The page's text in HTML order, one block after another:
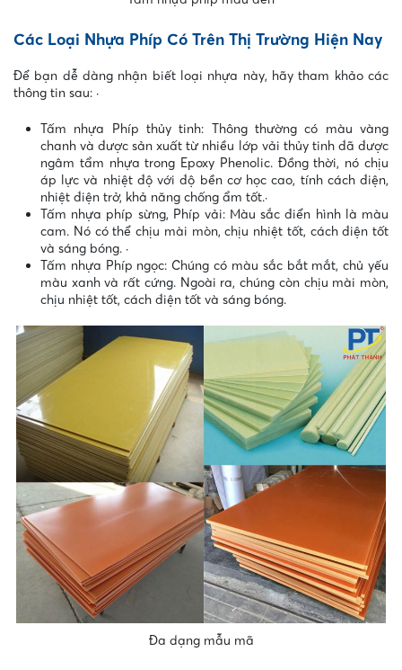
Các Loại Nhựa Phíp Có Trên Thị Trường Hiện Nay
Để bạn dễ dàng nhận biết loại nhựa này, hãy tham khảo các
thông tin sau: ·
Tấm nhựa Phíp thủy tinh: Thông thường có màu vàng
chanh và được sản xuất từ nhiều lớp vải thủy tinh đã được
ngâm tẩm nhựa trong Epoxy Phenolic. Đồng thời, nó chịu
áp lực và nhiệt độ với độ bền cơ học cao, tính cách điện,
nhiệt điện trở, khả năng chống ẩm tốt.·
Tấm nhựa phíp sừng, Phíp vải: Màu sắc điển hình là màu
cam. Nó có thể chịu mài mòn, chịu nhiệt tốt, cách điện tốt
và sáng bóng. ·
Tấm nhựa Phíp ngọc: Chúng có màu sắc bắt mắt, chủ yếu
màu xanh và rất cứng. Ngoài ra, chúng còn chịu mài mòn,
chịu nhiệt tốt, cách điện tốt và sáng bóng.
Đa dạng mẫu mã